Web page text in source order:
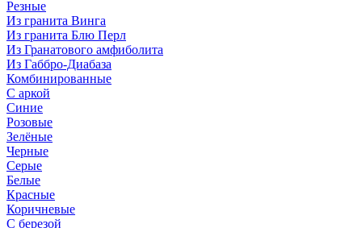
Резные
Из гранита Винга
Из гранита Блю Перл
Из Гранатового амфиболита
Из Габбро-Диабаза
Комбинированные
С аркой
Синие
Розовые
Зелёные
Черные
Серые
Белые
Красные
Коричневые
С березой